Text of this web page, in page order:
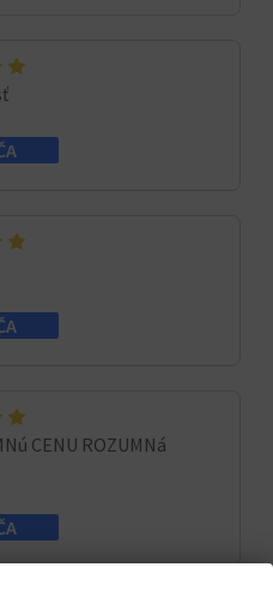
CENU ROZUMNá